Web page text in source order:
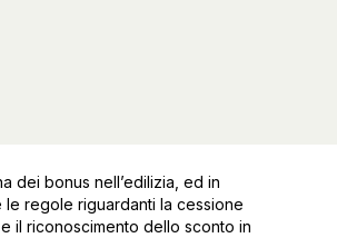
dei bonus nell’edilizia, ed in
le regole riguardanti la cessione
il riconoscimento dello sconto in